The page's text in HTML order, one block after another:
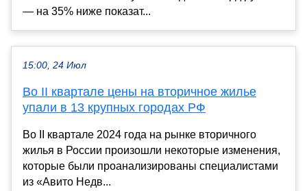
— на 35% ниже показат...
15:00, 24 Июл
Во II квартале цены на вторичное жилье
упали в 13 крупных городах РФ
Во II квартале 2024 года на рынке вторичного
жилья в России произошли некоторые изменения,
которые были проанализированы специалистами
из «Авито Недв...